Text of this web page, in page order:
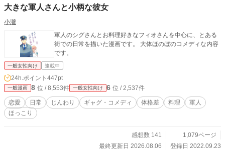
大きな軍人さんと小柄な彼女
小瀧
軍人のシグさんとお料理好きなフィオさんを中心に、とある
街での日常を描いた漫画です。 大体ほのぼのコメディな内容
です。
一般女性向け 連載中
24h.ポイント 447pt
一般漫画 8 位 / 8,553件 一般女性向け 6 位 / 2,537件
恋愛 日常 じんわり ギャグ・コメディ 体格差 料理
軍人
ほっこり
感想数 141
1,079ページ
最終更新日 2026.08.06
登録日 2022.09.23